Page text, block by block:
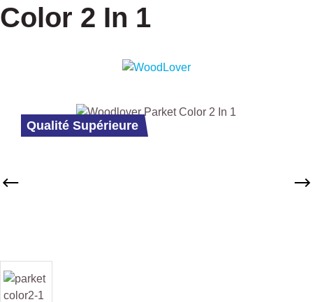
Color 2 In 1
Ignorer la galerie d'images
Qualité Supérieure